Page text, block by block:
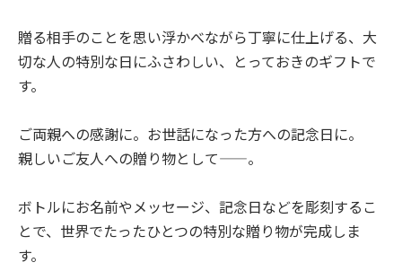
贈る相手のことを思い浮かべながら丁寧に仕上げる、大
切な人の特別な日にふさわしい、とっておきのギフトで
す。
ご両親への感謝に。お世話になった方への記念日に。
親しいご友人への贈り物として——。
ボトルにお名前やメッセージ、記念日などを彫刻するこ
とで、世界でたったひとつの特別な贈り物が完成しま
す。